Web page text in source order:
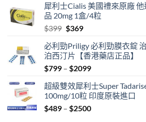
was:
$500.
is:
$450.
犀利士Cialis 美國禮來原廠
品 20mg 1盒/4粒
$399 Original
was:
$399.
$369Current
is:
$369.
必利勁Priligy 必利勁膜衣錠
泊西汀片【香港藥店正品】
$799 – $2099Price
$799
through
$2099
超級雙效犀利士Super
100mg/10粒 印度原裝進口
$489 – $2500Price